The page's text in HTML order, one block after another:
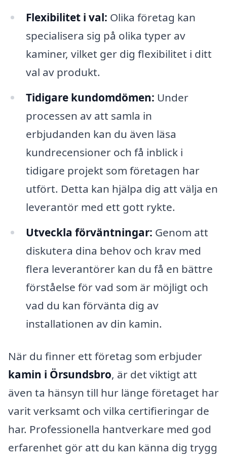
Flexibilitet i val: Olika företag kan
specialisera sig på olika typer av
kaminer, vilket ger dig flexibilitet i ditt
val av produkt.
Tidigare kundomdömen: Under
processen av att samla in
erbjudanden kan du även läsa
kundrecensioner och få inblick i
tidigare projekt som företagen har
utfört. Detta kan hjälpa dig att välja en
leverantör med ett gott rykte.
Utveckla förväntningar: Genom att
diskutera dina behov och krav med
flera leverantörer kan du få en bättre
förståelse för vad som är möjligt och
vad du kan förvänta dig av
installationen av din kamin.
När du finner ett företag som erbjuder
kamin i Örsundsbro, är det viktigt att
även ta hänsyn till hur länge företaget har
varit verksamt och vilka certifieringar de
har. Professionella hantverkare med god
erfarenhet gör att du kan känna dig trygg